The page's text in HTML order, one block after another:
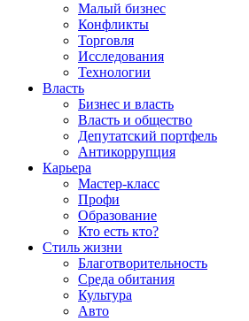
Малый бизнес
Конфликты
Торговля
Исследования
Технологии
Власть
Бизнес и власть
Власть и общество
Депутатский портфель
Антикоррупция
Карьера
Мастер-класс
Профи
Образование
Кто есть кто?
Стиль жизни
Благотворительность
Среда обитания
Культура
Авто